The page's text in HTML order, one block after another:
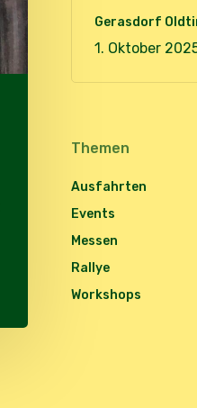
Gerasdorf
1. Oktober
Themen
Ausfahrten
Events
Messen
Rallye
Workshops